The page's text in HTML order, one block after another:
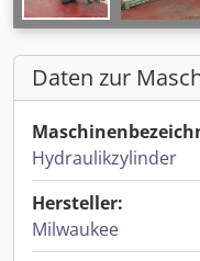
Daten zur
Hydraulikzylinder
Hersteller:
Milwaukee